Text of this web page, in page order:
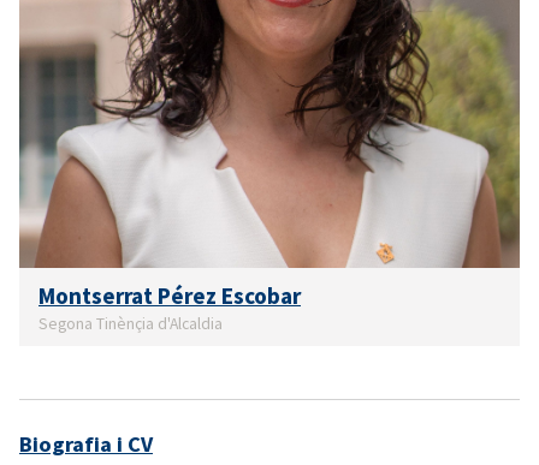
Montserrat Pérez Escobar
Segona Tinènçia d'Alcaldia
Biografia i CV